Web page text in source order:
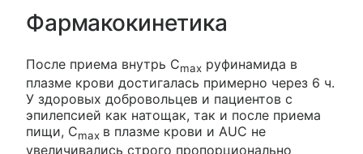
Фармакокинетика
После приема внутрь Cmax руфинамида в
плазме крови достигалась примерно через 6 ч.
У здоровых добровольцев и пациентов с
эпилепсией как натощак, так и после приема
пищи, Cmax в плазме крови и AUC не
увеличивались строго пропорционально